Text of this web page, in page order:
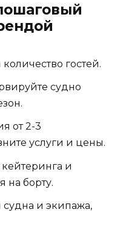
гостей.
судно
от 2-3
услуги и цены.
кейтеринга и
на борту.
и экипажа,